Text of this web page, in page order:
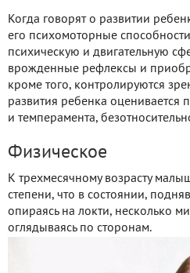
Когда говорят о развитии
его психомоторные
психическую и двигательную
врожденные рефлексы и
кроме того, контролируются
развития ребенка оценивается
и темперамента,
Физическое
К трехмесячному возрасту
степени, что в состоянии,
опираясь на локти, несколько
оглядываясь по сторонам.